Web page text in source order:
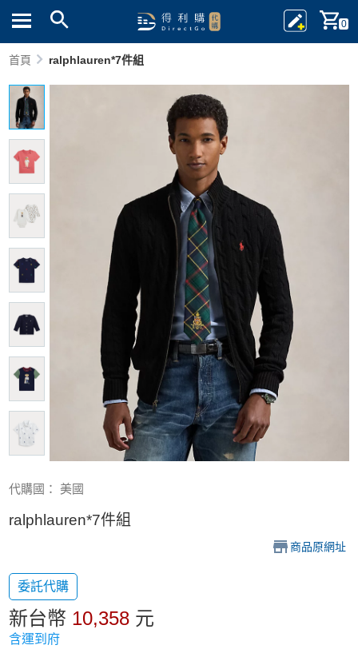
0
首頁 ralphlauren*7件組
代購國： 美國
ralphlauren*7件組
商品原網址
委託代購
新台幣 10,358 元
含運到府